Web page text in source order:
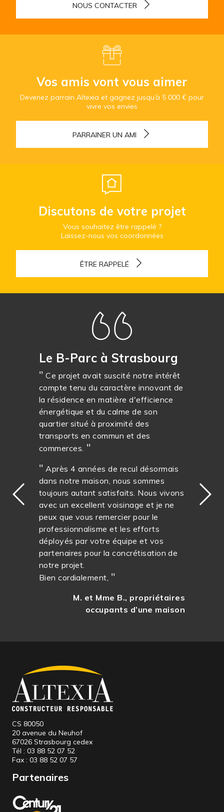
NOUS CONTACTER
Vos amis vont vous aimer
Devenez parrain Altexia et gagnez jusqu’à 5 000 € pour
vivre vos envies
PARRAINER UN AMI
Discutons de votre projet
Vous souhaitez être rappelé ?
Laissez-nous vos coordonnées
ÊTRE RAPPELÉ
Le B-Parc à Strasbourg
Ce projet avait suscité notre intérêt
compte tenu du caractère innovant de
la résidence en matière d'efficience
énergétique et du calme de son
quartier situé à proximité des
transports en commun et des
commerces.
Après 4 années de recul désormais
dans notre maison, nous sommes
toujours autant satisfaits. Nous vivons
avec un excellent voisinage et je ne
peux que vous remercier pour le
professionnalisme et les efforts
déployés par votre équipe et vos
partenaires pour la concrétisation de
notre projet.
Bien cordialement,
M. et Mme B., propriétaires
occupants d’une maison
CS 80050
20 avenue du Neuhof
67026 Strasbourg cedex
Tél : 03 88 52 07 52
Fax : 03 88 52 07 57
Partenaires